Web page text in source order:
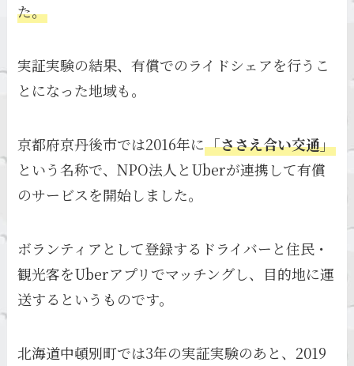
た。
実証実験の結果、有償でのライドシェアを行うこ
とになった地域も。
京都府京丹後市では2016年に「ささえ合い交通」
という名称で、NPO法人とUberが連携して有償
のサービスを開始しました。
ボランティアとして登録するドライバーと住民・
観光客をUberアプリでマッチングし、目的地に運
送するというものです。
北海道中頓別町では3年の実証実験のあと、2019